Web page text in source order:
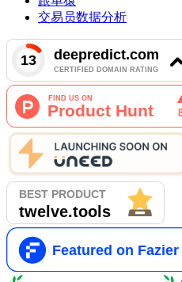
交易员数据分析